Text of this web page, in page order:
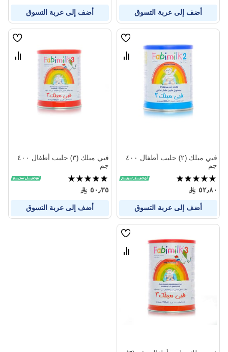
أضف إلى عربة التسوق أضف إلى عربة التسوق
قائمة
قارن
فبي ميلك (٢) حليب أطفال ٤٠٠
جم
تقييم:
100%
٥٢٫٨٠
أضف إلى عربة التسوق
قائمة
قارن
فبي ميلك (٣) حليب أطفال ٤٠٠
جم
تقييم:
100%
٥٠٫٣٥
أضف إلى عربة التسوق
قائمة
قارن